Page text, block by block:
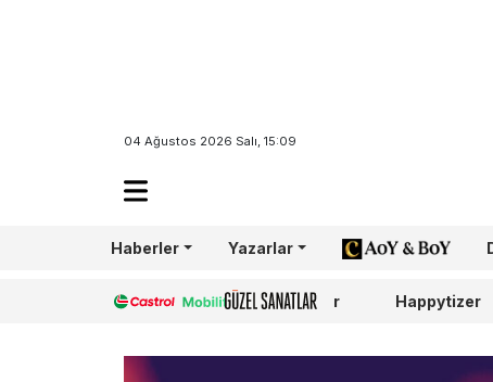
04 Ağustos 2026 Salı, 15:09
Haberler Yazarlar AoY/BoY
Castrol Güzel Sanatlar Happytizer